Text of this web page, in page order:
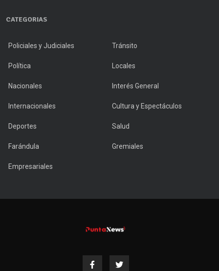
CATEGORIAS
Policiales y Judiciales Tránsito
Política Locales
Nacionales Interés General
Internacionales Cultura y Espectáculos
Deportes Salud
Farándula Gremiales
Empresariales